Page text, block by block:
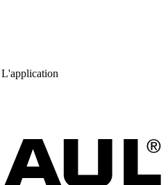
L'application